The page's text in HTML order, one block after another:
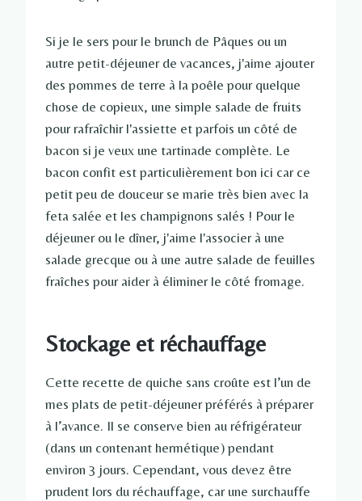
Si je le sers pour le brunch de Pâques ou un
autre petit-déjeuner de vacances, j'aime ajouter
des pommes de terre à la poêle pour quelque
chose de copieux, une simple salade de fruits
pour rafraîchir l'assiette et parfois un côté de
bacon si je veux une tartinade complète. Le
bacon confit est particulièrement bon ici car ce
petit peu de douceur se marie très bien avec la
feta salée et les champignons salés ! Pour le
déjeuner ou le dîner, j'aime l'associer à une
salade grecque ou à une autre salade de feuilles
fraîches pour aider à éliminer le côté fromage.
Stockage et réchauffage
Cette recette de quiche sans croûte est l’un de
mes plats de petit-déjeuner préférés à préparer
à l’avance. Il se conserve bien au réfrigérateur
(dans un contenant hermétique) pendant
environ 3 jours. Cependant, vous devez être
prudent lors du réchauffage, car une surchauffe